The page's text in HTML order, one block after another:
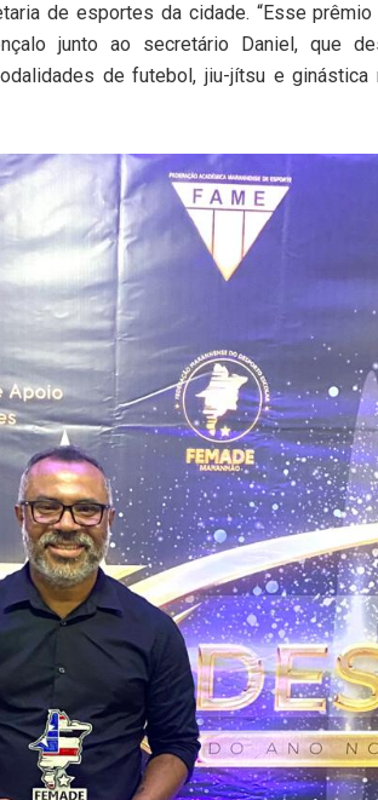
de esportes da cidade. “Esse
junto ao secretário Daniel, que
de futebol, jiu-jítsu e ginástica